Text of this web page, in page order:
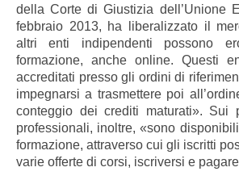
della Corte di Giustizia dell’Unione
febbraio 2013, ha liberalizzato il
altri enti indipendenti possono
formazione, anche online. Questi
accreditati presso gli ordini di
impegnarsi a trasmettere poi
conteggio dei crediti maturati». Sui
professionali, inoltre, «sono
formazione, attraverso cui gli iscritti
varie offerte di corsi, iscriversi e